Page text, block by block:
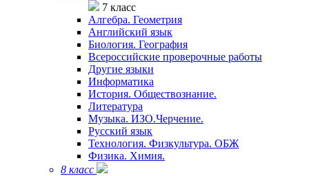
7 класс
Алгебра. Геометрия
Английский язык
Биология. География
Всероссийские проверочные работы
Другие языки
Информатика
История. Обществознание.
Литература
Музыка. ИЗО.Черчение.
Русский язык
Технология. Физкультура. ОБЖ
Физика. Химия.
8 класс